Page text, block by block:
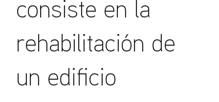
consiste en la
rehabilitación de
un edificio